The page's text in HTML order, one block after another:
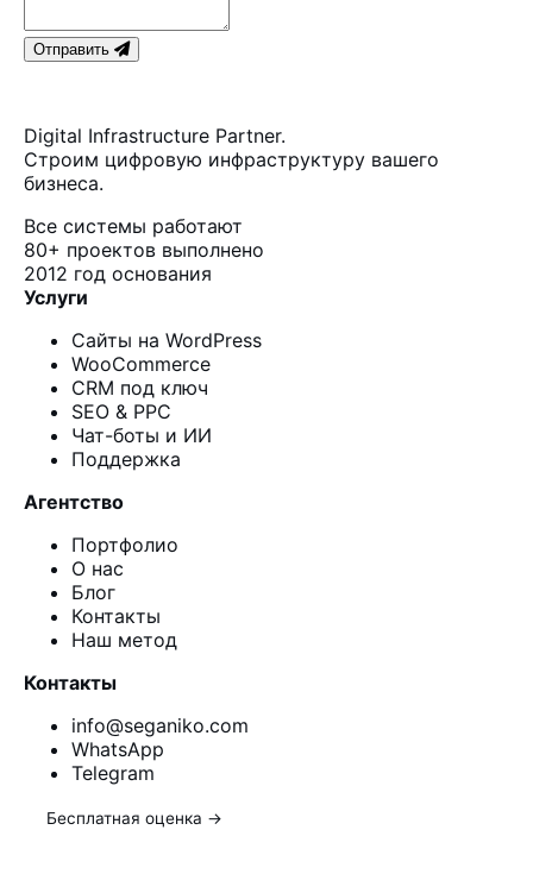
Отправить
Digital Infrastructure Partner.
Строим цифровую инфраструктуру вашего
бизнеса.
Все системы работают
80+ проектов выполнено
2012 год основания
Услуги
Сайты на WordPress
WooCommerce
CRM под ключ
SEO & PPC
Чат-боты и ИИ
Поддержка
Агентство
Портфолио
О нас
Блог
Контакты
Наш метод
Контакты
info@seganiko.com
WhatsApp
Telegram
Бесплатная оценка →